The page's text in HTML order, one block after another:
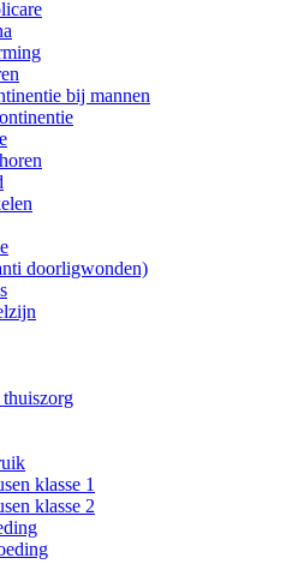
bij mannen
doorligwonden)
klasse 1
klasse 2